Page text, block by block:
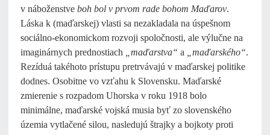
v náboženstve boh bol v prvom rade bohom Maďarov.
Láska k (maďarskej) vlasti sa nezakladala na úspešnom
sociálno-ekonomickom rozvoji spoločnosti, ale výlučne na
imaginárnych prednostiach
„maďarstva“ a „maďarského“.
Rezíduá takéhoto prístupu pretrvávajú v maďarskej politike
dodnes. Osobitne vo vzťahu k Slovensku. Maďarské
zmierenie s rozpadom Uhorska v roku 1918 bolo
minimálne, maďarské vojská musia byť zo slovenského
územia vytlačené silou, nasledujú štrajky a bojkoty proti